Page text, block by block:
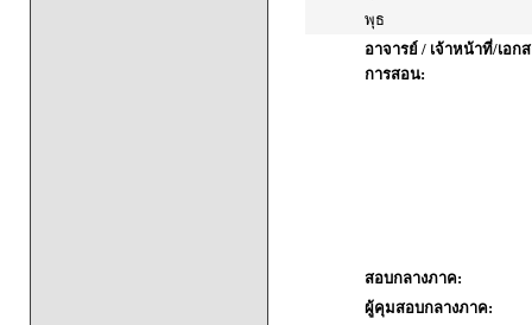
พุธ
อาจารย์ / เจ้าหน้าที่/เอก
การสอน:
สอบกลางภาค:
ผู้คุมสอบกลางภาค: